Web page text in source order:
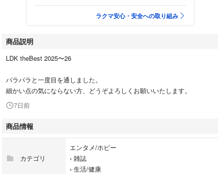
ラクマ安心・安全への取り組み
商品説明
LDK theBest 2025〜26
パラパラと一度目を通しました。
細かい点の気にならない方、どうぞよろしくお願いいたします。
7日前
商品情報
カテゴリ
エンタメ/ホビー
› 雑誌
› 生活/健康